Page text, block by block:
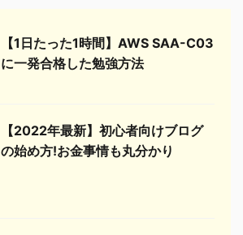
【1日たった1時間】AWS SAA-C03
に一発合格した勉強方法
【2022年最新】初心者向けブログ
の始め方!お金事情も丸分かり